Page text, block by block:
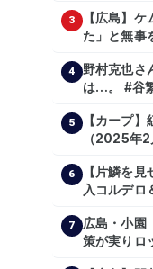
3
【広島】
た」と無事
4
野村克也さ
は…。 #谷
5
【カープ
（2025年2
6
【片鱗を
入コルデロ
7
広島・小園
策が実りロ